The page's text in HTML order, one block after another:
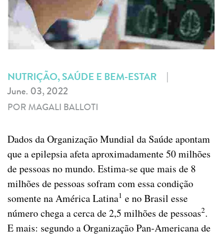
NUTRIÇÃO, SAÚDE E BEM-ESTAR
|
June. 03, 2022
POR MAGALI BALLOTI
Dados da Organização Mundial da Saúde apontam
que a epilepsia afeta aproximadamente 50 milhões
de pessoas no mundo. Estima-se que mais de 8
milhões de pessoas sofram com essa condição
somente na América Latina1 e no Brasil esse
número chega a cerca de 2,5 milhões de pessoas2.
E mais: segundo a Organização Pan-Americana de